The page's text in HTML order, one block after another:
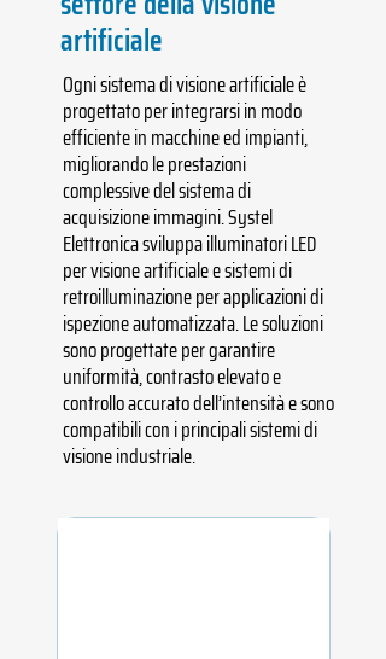
artificiale
Ogni sistema di visione artificiale è
progettato per integrarsi in modo
efficiente in macchine ed impianti,
migliorando le prestazioni
complessive del sistema di
acquisizione immagini. Systel
Elettronica sviluppa illuminatori LED
per visione artificiale e sistemi di
retroilluminazione per applicazioni di
ispezione automatizzata. Le soluzioni
sono progettate per garantire
uniformità, contrasto elevato e
controllo accurato dell’intensità e sono
compatibili con i principali sistemi di
visione industriale.